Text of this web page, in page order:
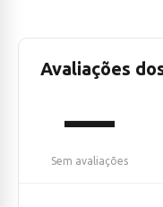
Avaliações
—
Sem avaliações